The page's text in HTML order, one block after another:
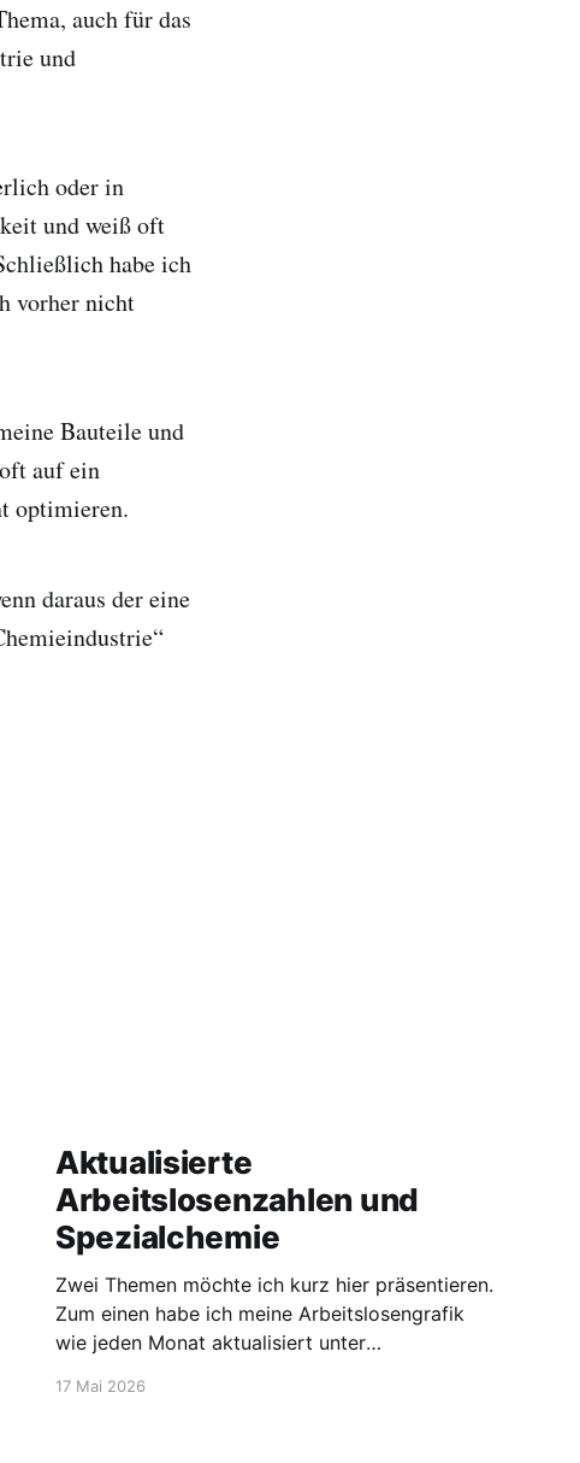
auch für das
und
oder in
und weiß oft
habe ich
vorher nicht
Bauteile und
auf ein
optimieren.
daraus der eine
Aktualisierte
Arbeitslosenzahlen und
Spezialchemie
Zwei Themen möchte ich kurz hier präsentieren.
Zum einen habe ich meine Arbeitslosengrafik
wie jeden Monat aktualisiert unter
chemiker.de/arbeitslose-chemiker/. Und die
17 Mai 2026